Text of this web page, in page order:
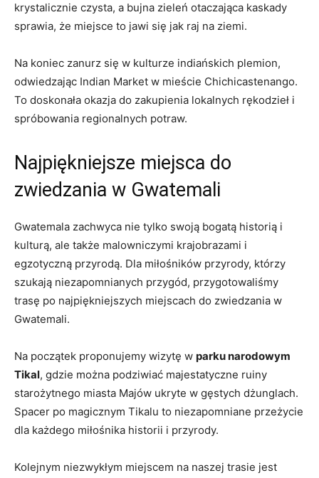
krystalicznie ​czysta, a bujna‌ zieleń otaczająca kaskady
sprawia, że miejsce to jawi się jak raj‌ na ziemi.
Na koniec zanurz się w kulturze ⁣indiańskich plemion,
odwiedzając Indian Market w mieście Chichicastenango.
To doskonała okazja do zakupienia lokalnych rękodzieł‌ i
spróbowania regionalnych ⁣potraw.
Najpiękniejsze ‌miejsca ‍do
zwiedzania w Gwatemali
Gwatemala zachwyca nie ⁣tylko swoją bogatą historią i
⁤kulturą, ale także malowniczymi krajobrazami i‍
egzotyczną przyrodą. Dla​ miłośników przyrody,​ którzy
szukają niezapomnianych przygód, przygotowaliśmy⁤
trasę po⁢ najpiękniejszych miejscach do⁢ zwiedzania w ​
Gwatemali.
Na początek‌ proponujemy wizytę w parku ⁣narodowym
Tikal, gdzie ⁢można podziwiać majestatyczne ruiny
starożytnego miasta ⁤Majów ukryte ⁤w gęstych dżunglach.
Spacer ​po magicznym Tikalu ⁢to niezapomniane przeżycie
​dla każdego‍ miłośnika⁤ historii i przyrody.
Kolejnym niezwykłym⁤ miejscem na naszej trasie‍ jest